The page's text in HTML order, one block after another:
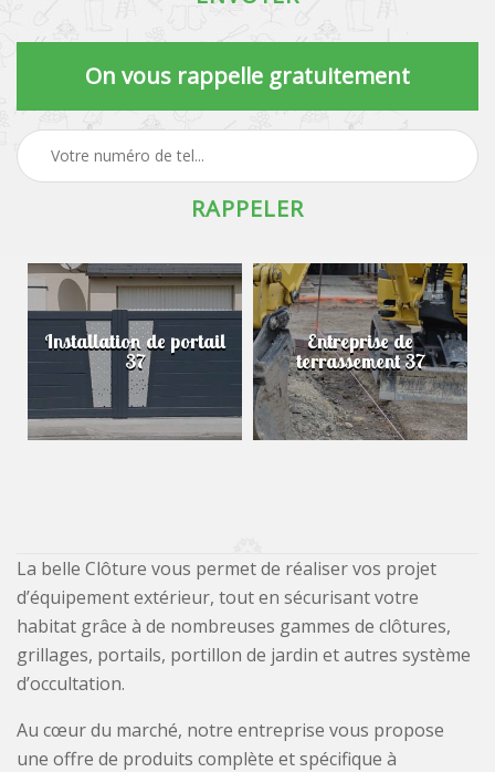
On vous rappelle gratuitement
Installation de portail
37
Entreprise de
terrassement 37
La belle Clôture vous permet de réaliser vos projet
d’équipement extérieur, tout en sécurisant votre
habitat grâce à de nombreuses gammes de clôtures,
grillages, portails, portillon de jardin et autres système
d’occultation.
Au cœur du marché, notre entreprise vous propose
une offre de produits complète et spécifique à